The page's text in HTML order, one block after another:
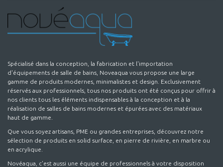
Spécialisé dans la conception, la fabrication et l'importation
d'équipements de salle de bains, Noveaqua vous propose une large
gamme de produits modernes, minimalistes et design. Exclusivement
réservés aux professionnels, tous nos produits ont été conçus pour offrir à
nos clients tous les éléments indispensables à la conception et à la
réalisation de salles de bains modernes et épurées avec des matériaux
haut de gamme.
Que vous soyez artisans, PME ou grandes entreprises, découvrez notre
sélection de produits en solid surface, en pierre de rivière, en marbre ou
en acrylique.
Novéaqua, c'est aussi une équipe de professionnels à votre disposition